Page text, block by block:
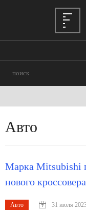
Авто
Марка Mitsubishi
нового
Авто 31 июля